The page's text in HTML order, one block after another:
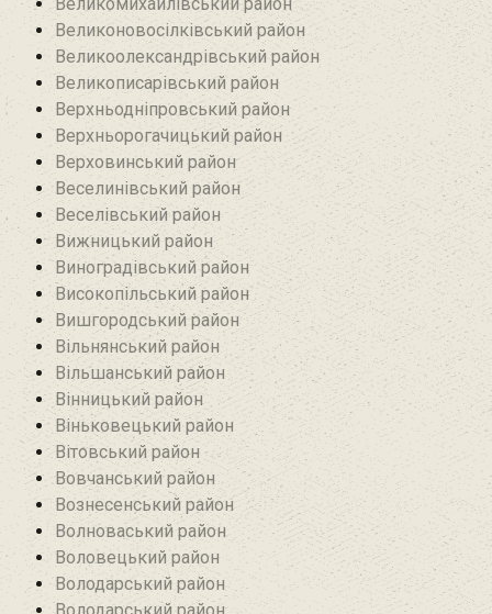
Великоновосілківський район‎
Великоолександрівський район
Великописарівський район
Верхньодніпровський район
Верхньорогачицький район
Верховинський район
Веселинівський район‎
Веселівський район‎
Вижницький район
Виноградівський район
Високопільський район
Вишгородський район
Вільнянський район‎
Вільшанський район
Вінницький район
Віньковецький район
Вітовський район
Вовчанський район
Вознесенський район
Волноваський район
Воловецький район
Володарський район